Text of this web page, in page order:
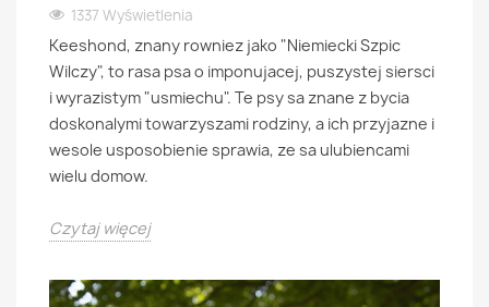
1337 Wyświetlenia
Keeshond, znany rowniez jako "Niemiecki Szpic
Wilczy", to rasa psa o imponujacej, puszystej siersci
i wyrazistym "usmiechu". Te psy sa znane z bycia
doskonalymi towarzyszami rodziny, a ich przyjazne i
wesole usposobienie sprawia, ze sa ulubiencami
wielu domow.
Czytaj więcej